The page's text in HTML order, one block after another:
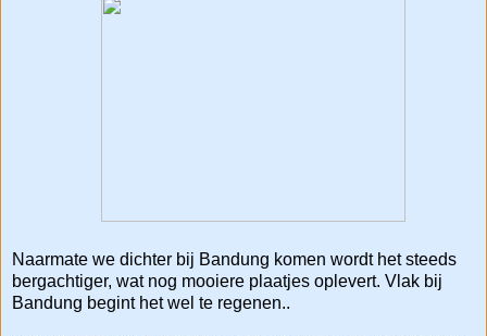
Naarmate we dichter bij Bandung komen wordt het steeds
bergachtiger, wat nog mooiere plaatjes oplevert. Vlak bij
Bandung begint het wel te regenen..